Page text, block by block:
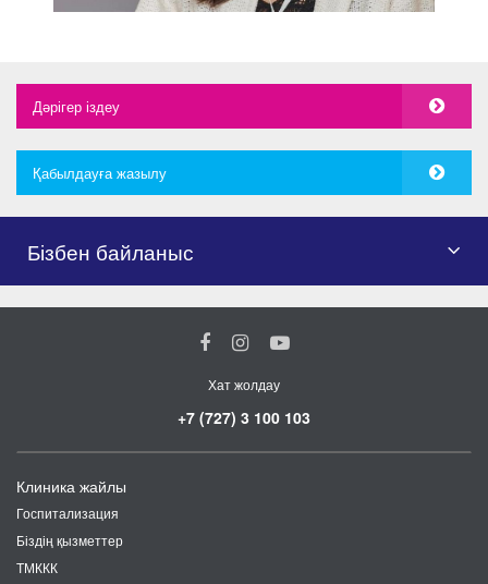
Дәрігер іздеу
Қабылдауға жазылу
Бізбен байланыс
Хат жолдау
+7 (727) 3 100 103
Клиника жайлы
Госпитализация
Біздің қызметтер
ТМККК